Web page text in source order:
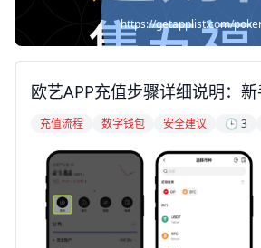
https://getapplist.com/
欧艺APP充值步骤详细说明：
充值流程 数字钱包 安全建议 🕒 3